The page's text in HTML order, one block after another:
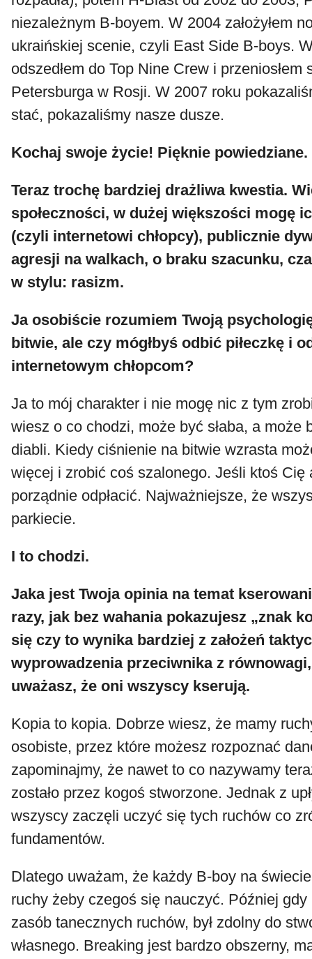
niezależnym B-boyem. W 2004 założyłem
ukraińskiej scenie, czyli East Side B-boys.
odszedłem do Top Nine Crew i przeniosłem
Petersburga w Rosji. W 2007 roku
stać, pokazaliśmy nasze dusze.
Kochaj swoje życie! Pięknie powiedziane.
Teraz trochę bardziej drażliwa kwestia.
społeczności, w dużej większości mogę
(czyli internetowi chłopcy), publicznie
agresji na walkach, o braku szacunku,
w stylu: rasizm.
Ja osobiście rozumiem Twoją
bitwie, ale czy mógłbyś odbić piłeczkę i
internetowym chłopcom?
Ja to mój charakter i nie mogę nic z tym
wiesz o co chodzi, może być słaba, a może
diabli. Kiedy ciśnienie na bitwie wzrasta
więcej i zrobić coś szalonego. Jeśli ktoś Cię
porządnie odpłacić. Najważniejsze, że
parkiecie.
I to chodzi.
Jaka jest Twoja opinia na temat
razy, jak bez wahania pokazujesz „znak
się czy to wynika bardziej z założeń
wyprowadzenia przeciwnika z
uważasz, że oni wszyscy kserują.
Kopia to kopia. Dobrze wiesz, że mamy
osobiste, przez które możesz rozpoznać
zapominajmy, że nawet to co nazywamy
zostało przez kogoś stworzone. Jednak z
wszyscy zaczęli uczyć się tych ruchów co
fundamentów.
Dlatego uważam, że każdy B-boy na
ruchy żeby czegoś się nauczyć. Później gdy
zasób tanecznych ruchów, był zdolny do
własnego. Breaking jest bardzo obszerny,